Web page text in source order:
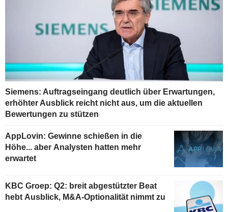
Siemens: Auftragseingang deutlich über Erwartungen,
erhöhter Ausblick reicht nicht aus, um die aktuellen
Bewertungen zu stützen
AppLovin: Gewinne schießen in die
Höhe... aber Analysten hatten mehr
erwartet
KBC Groep: Q2: breit abgestützter Beat
hebt Ausblick, M&A-Optionalität nimmt zu